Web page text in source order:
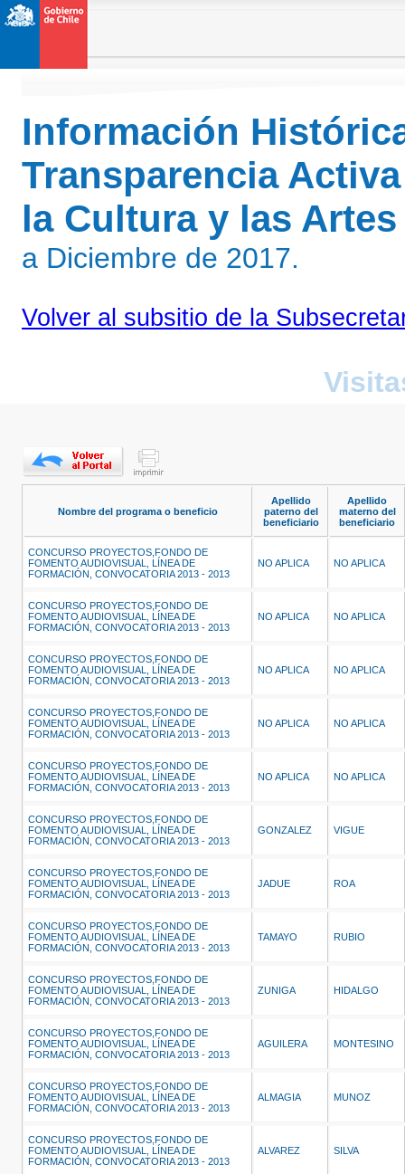
Información
Transparencia
la Cultura y las Artes
a Diciembre de 2017.
Volver al subsitio de la
Nombre del programa o beneficio
Apellido
paterno del
beneficiario
Apellido
materno del
beneficiario
CONCURSO PROYECTOS,FONDO DE
FOMENTO AUDIOVISUAL, LÍNEA DE
FORMACIÓN, CONVOCATORIA 2013 - 2013
NO APLICA NO APLICA
CONCURSO PROYECTOS,FONDO DE
FOMENTO AUDIOVISUAL, LÍNEA DE
FORMACIÓN, CONVOCATORIA 2013 - 2013
NO APLICA NO APLICA
CONCURSO PROYECTOS,FONDO DE
FOMENTO AUDIOVISUAL, LÍNEA DE
FORMACIÓN, CONVOCATORIA 2013 - 2013
NO APLICA NO APLICA
CONCURSO PROYECTOS,FONDO DE
FOMENTO AUDIOVISUAL, LÍNEA DE
FORMACIÓN, CONVOCATORIA 2013 - 2013
NO APLICA NO APLICA
CONCURSO PROYECTOS,FONDO DE
FOMENTO AUDIOVISUAL, LÍNEA DE
FORMACIÓN, CONVOCATORIA 2013 - 2013
NO APLICA NO APLICA
CONCURSO PROYECTOS,FONDO DE
FOMENTO AUDIOVISUAL, LÍNEA DE
FORMACIÓN, CONVOCATORIA 2013 - 2013
GONZALEZ VIGUE
CONCURSO PROYECTOS,FONDO DE
FOMENTO AUDIOVISUAL, LÍNEA DE
FORMACIÓN, CONVOCATORIA 2013 - 2013
JADUE ROA
CONCURSO PROYECTOS,FONDO DE
FOMENTO AUDIOVISUAL, LÍNEA DE
FORMACIÓN, CONVOCATORIA 2013 - 2013
TAMAYO RUBIO
CONCURSO PROYECTOS,FONDO DE
FOMENTO AUDIOVISUAL, LÍNEA DE
FORMACIÓN, CONVOCATORIA 2013 - 2013
ZUNIGA HIDALGO
CONCURSO PROYECTOS,FONDO DE
FOMENTO AUDIOVISUAL, LÍNEA DE
FORMACIÓN, CONVOCATORIA 2013 - 2013
AGUILERA MONTESINO
CONCURSO PROYECTOS,FONDO DE
FOMENTO AUDIOVISUAL, LÍNEA DE
FORMACIÓN, CONVOCATORIA 2013 - 2013
ALMAGIA MUNOZ
CONCURSO PROYECTOS,FONDO DE
FOMENTO AUDIOVISUAL, LÍNEA DE
FORMACIÓN, CONVOCATORIA 2013 - 2013
ALVAREZ SILVA